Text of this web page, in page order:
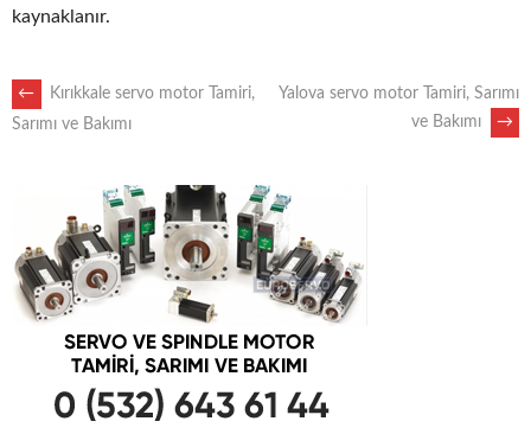
kaynaklanır.
POST
NAVIGATION
←
Kırıkkale servo motor Tamiri,
Sarımı ve Bakımı
Yalova servo motor Tamiri, Sarımı
ve Bakımı
→